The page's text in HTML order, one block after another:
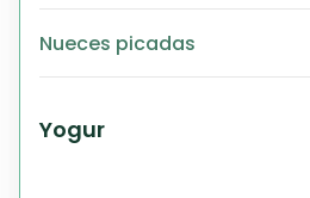
Nueces picadas
Yogur